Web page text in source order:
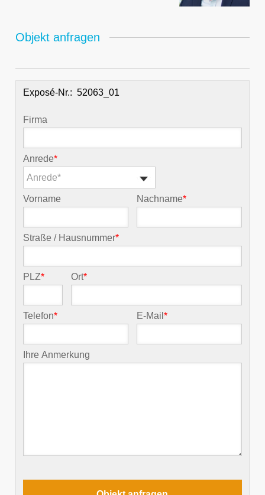
Objekt anfragen
Exposé-Nr.:
Firma
Anrede*
Anrede*
Vorname Nachname*
Straße / Hausnummer*
PLZ* Ort*
Telefon* E-Mail*
Ihre Anmerkung